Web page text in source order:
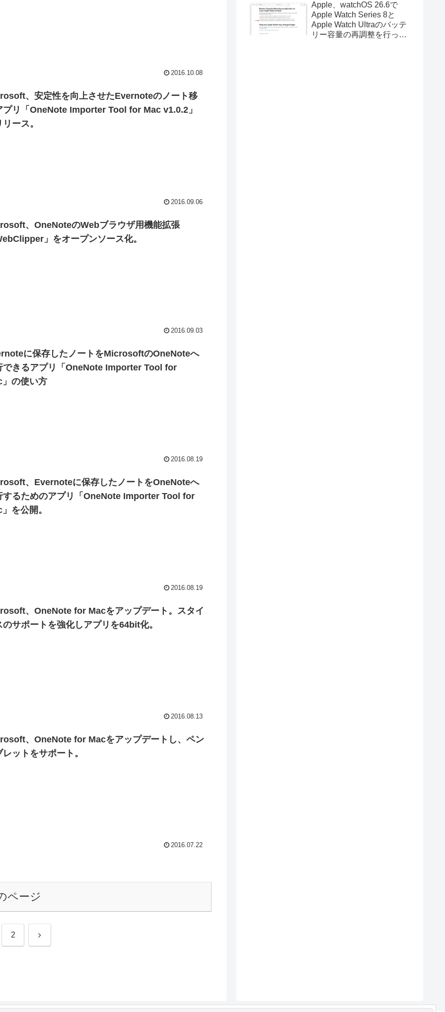
2016.10.08
、安定性を向上させたEvernoteのノート移
プリ「OneNote Importer Tool for Mac v1.0.2」
ース。
2016.09.06
、OneNoteのWebブラウザ用機能拡張
」をオープンソース化。
2016.09.03
に保存したノートをMicrosoftのOneNoteへ
できるアプリ「OneNote Importer Tool for
」の使い方
2016.08.19
、Evernoteに保存したノートをOneNoteへ
するためのアプリ「OneNote Importer Tool for
を公開。
2016.08.19
、OneNote for Macをアップデート。スタイ
のサポートを強化しアプリを64bit化。
2016.08.13
、OneNote for Macをアップデートし、ペン
レットをサポート。
2016.07.22
ページ
2 次
Mac用システムモニタアプ
リ「Task Manager TMOG」
のBeta版を公開。
Apple、watchOS 26.6で
Apple Watch Series 8と
Apple Watch Ultraのバッテ
リー容量の再調整を行った